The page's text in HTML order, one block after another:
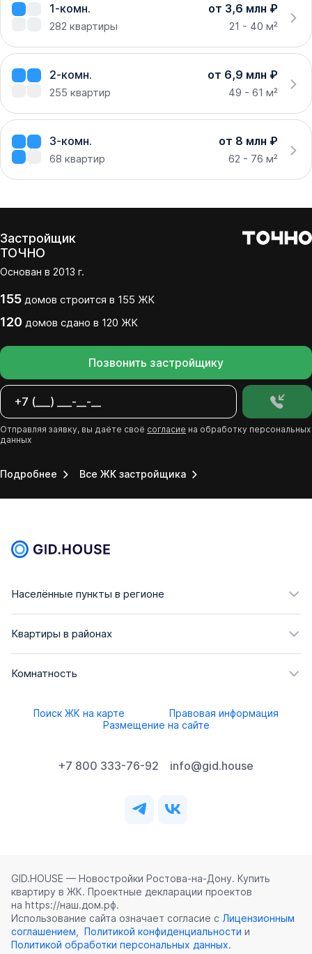
1-комн. от 3,6 млн ₽
282 квартиры 21 - 40 м²
2-комн. от 6,9 млн ₽
255 квартир 49 - 61 м²
3-комн. от 8 млн ₽
68 квартир 62 - 76 м²
Застройщик
ТОЧНО
Основан в 2013 г.
155 домов строится в 155 ЖК
120 домов сдано в 120 ЖК
Позвонить застройщику
Отправляя заявку, вы даёте своё согласие на обработку персональных
данных
Подробнее Все ЖК застройщика
Населённые пункты в регионе
Квартиры в районах
Комнатность
Поиск ЖК на карте
Правовая информация
Размещение на сайте
+7 800 333-76-92 info@gid.house
GID.HOUSE — Новостройки Ростова‑на‑Дону. Купить
квартиру в ЖК. Проектные декларации проектов
на https://наш.дом.рф.
Использование сайта означает согласие с Лицензионным
соглашением
Политикой конфиденциальности и
Политикой обработки персональных данных.